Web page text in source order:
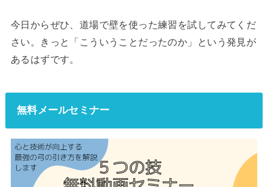
今日からぜひ、道場で壁を使った練習を試してみてくだ
さい。きっと「こういうことだったのか」という発見が
あるはずです。
無料メールセミナー